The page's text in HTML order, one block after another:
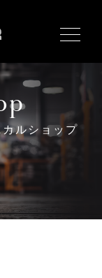
ルショップ